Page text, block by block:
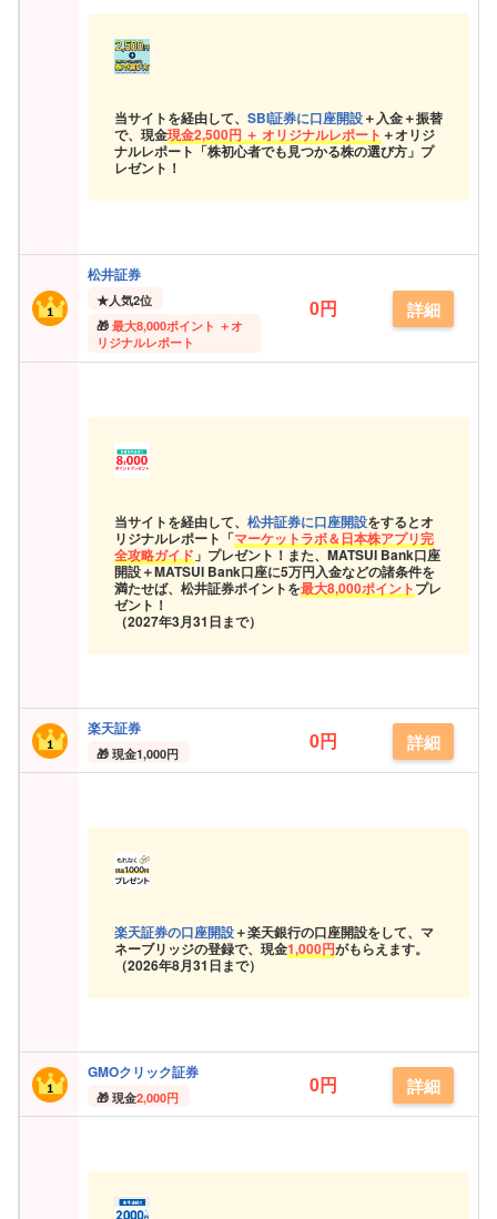
当サイトを経由して、 SBI証券に口座開設＋入金＋振替
で、現金現金2,500円 ＋ オリジナルレポート ＋オリジ
ナルレポート「株初心者でも見つかる株の選び方」プ
レゼント！
松井証券
★人気2位
最大8,000ポイント ＋オ
リジナルレポート
0円 詳細
当サイトを経由して、 松井証券に口座開設をするとオ
リジナルレポート「マーケットラボ＆日本株アプリ完
全攻略ガイド 」プレゼント！また、MATSUI Bank口座
開設＋MATSUI Bank口座に5万円入金などの諸条件を
満たせば、松井証券ポイントを最大8,000ポイントプレ
ゼント！
（2027年3月31日まで）
楽天証券
現金1,000円 0円 詳細
楽天証券の口座開設＋楽天銀行の口座開設をして、マ
ネーブリッジの登録で、現金1,000円がもらえます。
（2026年8月31日まで）
GMOクリック証券
現金2,000円 0円 詳細